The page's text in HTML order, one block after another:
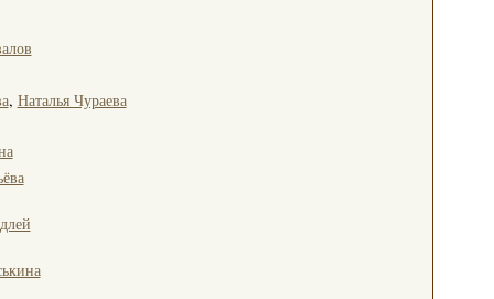
, Наталья Чураева